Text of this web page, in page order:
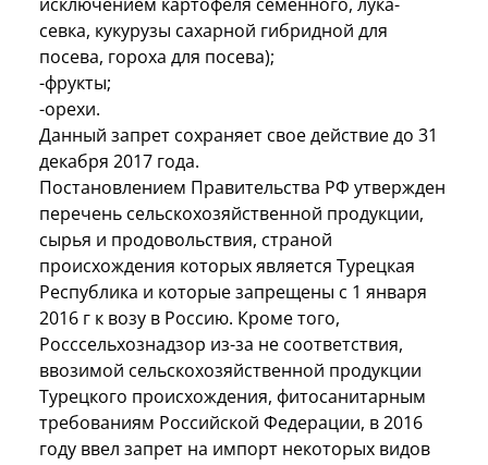
севка, кукурузы сахарной гибридной для
посева, гороха для посева);
-фрукты;
-орехи.
Данный запрет сохраняет свое действие до 31
декабря 2017 года.
Постановлением Правительства РФ утвержден
перечень сельскохозяйственной продукции,
сырья и продовольствия, страной
происхождения которых является Турецкая
Республика и которые запрещены с 1 января
2016 г к возу в Россию. Кроме того,
Росссельхознадзор из-за не соответствия,
ввозимой сельскохозяйственной продукции
Турецкого происхождения, фитосанитарным
требованиям Российской Федерации, в 2016
году ввел запрет на импорт некоторых видов